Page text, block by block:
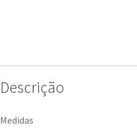
Descrição
Medidas